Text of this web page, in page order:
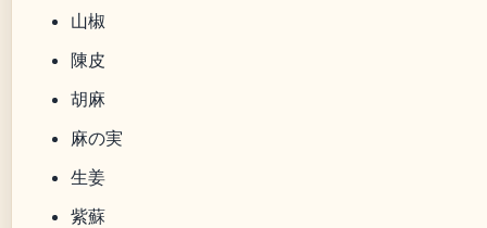
山椒
陳皮
胡麻
麻の実
生姜
紫蘇